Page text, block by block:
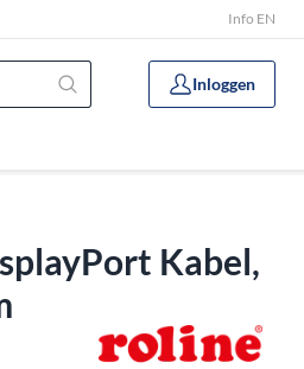
Info EN
Inloggen
Kabel,